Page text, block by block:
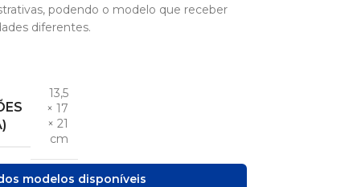
podendo o modelo que receber
diferentes.
13,5
× 17
× 21
cm
modelos disponíveis